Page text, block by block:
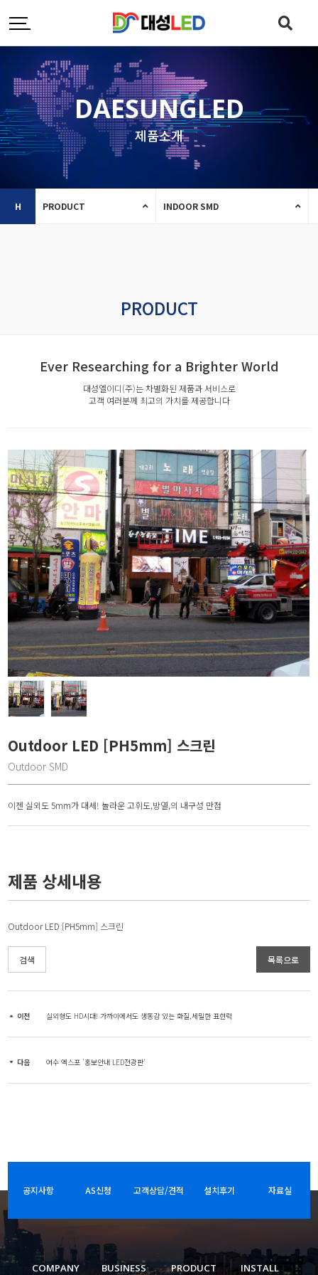
DAESUNGLED
제품소개
H PRODUCT INDOOR SMD
PRODUCT
Ever Researching for a Brighter World
대성엘이디(주)는 차별화된 제품과 서비스로
고객 여러분께 최고의 가치를 제공합니다
Outdoor LED [PH5mm] 스크린
Outdoor SMD
이젠 실외도 5mm가 대세! 놀라운 고휘도,방열,의 내구성 만점
제품 상세내용
Outdoor LED [PH5mm] 스크린
검색 목록으로
이전 실외형도 HD시대! 가까이에서도 생동감 있는 화질,세밀한 표현력
다음 여수 엑스포 '홍보안내 LED전광판'
공지사항 AS신청 고객상담/견적 설치후기 자료실
COMPANY BUSINESS PRODUCT INSTALL